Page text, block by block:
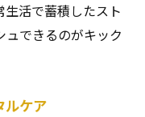
活で蓄積したスト
ュできるのがキック
ルケア